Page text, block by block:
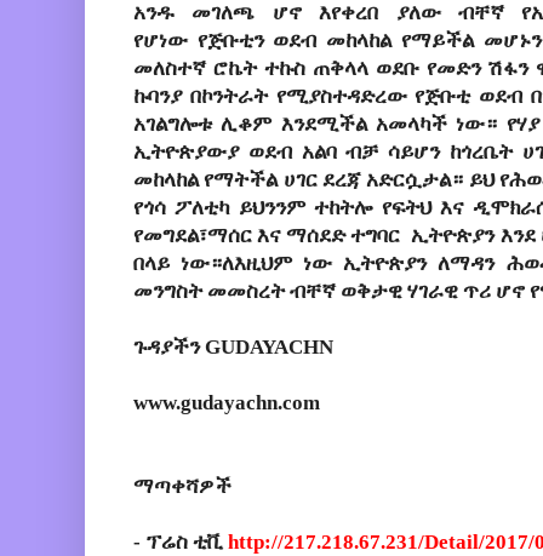
አንዱ መገለጫ ሆኖ እየቀረበ ያለው ብቸኛ
የሆነው የጅቡቲን ወደብ መከላከል የማይችል
መለስተኛ ሮኬት ተኩስ ጠቅላላ ወደቡ የመድን ሽፋን
ኩባንያ በኮንትራት የሚያስተዳድረው የጅቡቲ
አገልግሎቱ ሊቆም እንደሚችል አመላካች ነው።
ኢትዮጵያውያ ወደብ አልባ ብቻ ሳይሆን ከጎረቤት
መከላከል የማትችል ሀገር ደረጃ አድርሷታል። ይህ
የጎሳ ፖለቲካ ይህንንም ተከትሎ የፍትህ እና
የመግደል፣ማሰር እና ማሰደድ ተግባር ኢትዮጵያን
በላይ ነው።ለእዚህም ነው ኢትዮጵያን ለማዳን
መንግስት መመስረት ብቸኛ ወቅታዊ ሃገራዊ ጥሪ ሆኖ
ጉዳያችን GUDAYACHN
www.gudayachn.com
ማጣቀሻዎች
- ፕሬስ ቲቪhttp://217.218.67.231/Detail/